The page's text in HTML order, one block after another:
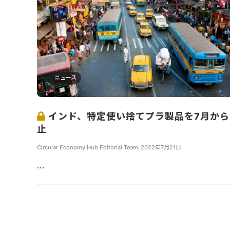
ニュース
インド、特定使い捨てプラ製品を7月か
止
Circular Economy Hub Editorial Team 2022年7月21日
...